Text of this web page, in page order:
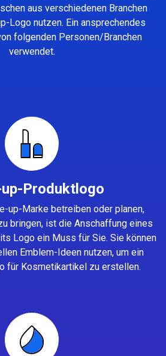
aus verschiedenen Branchen
Logo nutzen. Ein ansprechendes
folgenden Personen/Branchen
verwendet.
Produktlogo
up-Marke betreiben oder planen,
bringen, ist die Anschaffung eines
Logo ein Muss für Sie. Sie können
Emblem-Ideen nutzen, um ein
für Kosmetikartikel zu erstellen.